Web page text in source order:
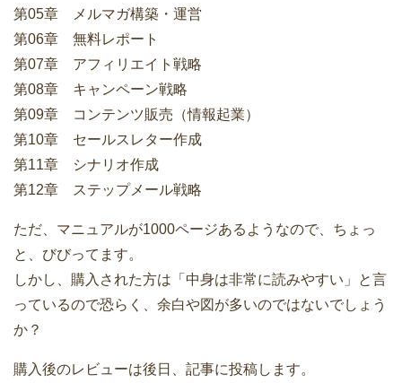
第05章 メルマガ構築・運営
第06章 無料レポート
第07章 アフィリエイト戦略
第08章 キャンペーン戦略
第09章 コンテンツ販売（情報起業）
第10章 セールスレター作成
第11章 シナリオ作成
第12章 ステップメール戦略
ただ、マニュアルが1000ページあるようなので、ちょっ
と、びびってます。
しかし、購入された方は「中身は非常に読みやすい」と言
っているので恐らく、余白や図が多いのではないでしょう
か？
購入後のレビューは後日、記事に投稿します。